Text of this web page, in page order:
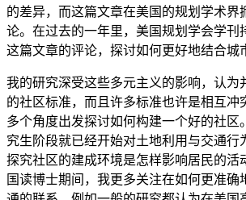
的差异，而这篇文章在美国的规划学术界
论。在过去的一年里，美国规划学会学刊
这篇文章的评论，探讨如何更好地结合城
我的研究深受这些多元主义的影响，认为
的社区标准，而且许多标准也许是相互冲
多个角度出发探讨如何构建一个好的社区
究生阶段就已经开始对土地利用与交通行
探究社区的建成环境是怎样影响居民的活
国读博士期间，我更多关注在如何更准确